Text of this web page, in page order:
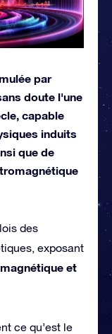
par
doute l'une
capable
induits
que de
des
exposant
et
ce qu’est le